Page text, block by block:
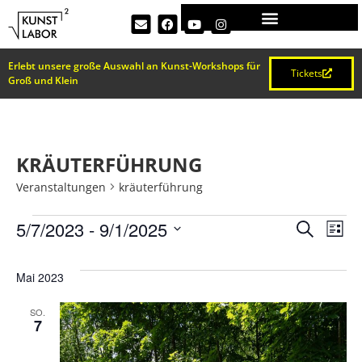
Erlebt unsere große Auswahl an Kunst-Workshops für
Groß und Klein
Tickets
KRÄUTERFÜHRUNG
Veranstaltungen kräuterführung
UND
SucheListe
5/7/2023 - 9/1/2025
Mai 2023
SO.
7